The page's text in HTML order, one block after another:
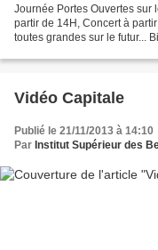
Journée Portes Ouvertes sur
partir de 14H, Concert à
toutes grandes sur le futur...
Vidéo Capitale
Publié le 21/11/2013 à 14:10
Par Institut Supérieur des